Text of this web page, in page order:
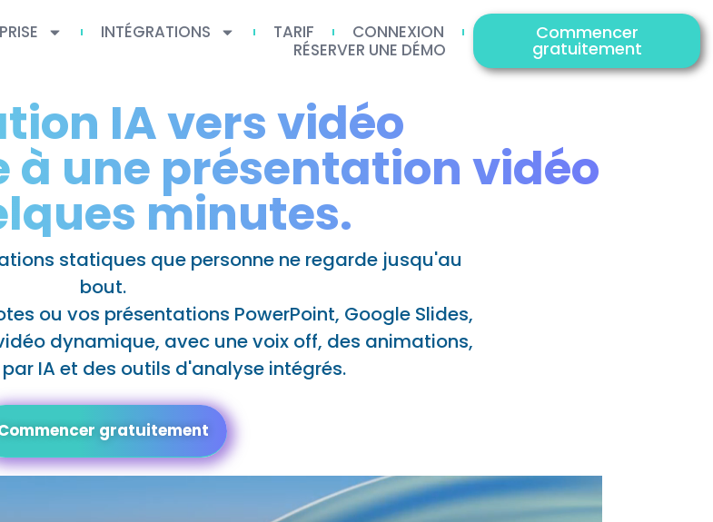
INTÉGRATIONS TARIF
CONNEXION
RÉSERVER UNE DÉMO
Commencer
gratuitement
IA vers vidéo
à une présentation vidéo
minutes.
statiques que personne ne regarde jusqu'au
bout.
ou vos présentations PowerPoint, Google Slides,
dynamique, avec une voix off, des animations,
IA et des outils d'analyse intégrés.
gratuitement